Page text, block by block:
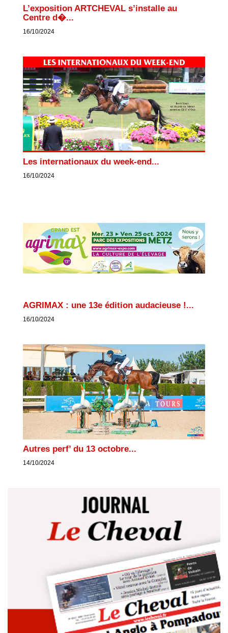
L’exposition ARTCHEVAL s’installe au
Centre d�...
16/10/2024
Les internationaux du week-end...
16/10/2024
AGRIMAX : une 13e édition audacieuse !...
16/10/2024
Autres perf’ du 13 octobre...
14/10/2024